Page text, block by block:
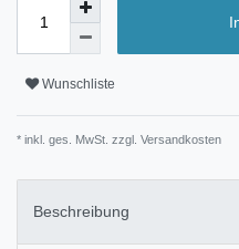
Wunschliste
* inkl. ges. MwSt. zzgl. Versandkosten
Beschreibung